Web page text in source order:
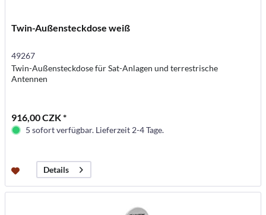
Twin-Außensteckdose weiß
49267
Twin-Außensteckdose für Sat-Anlagen und terrestrische
Antennen
916,00 CZK *
5 sofort verfügbar. Lieferzeit 2-4 Tage.
Details